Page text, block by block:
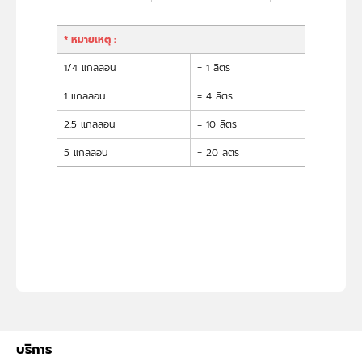
* หมายเหตุ :
1/4 แกลลอน
= 1 ลิตร
1 แกลลอน
= 4 ลิตร
2.5 แกลลอน
= 10 ลิตร
5 แกลลอน
= 20 ลิตร
บริการ